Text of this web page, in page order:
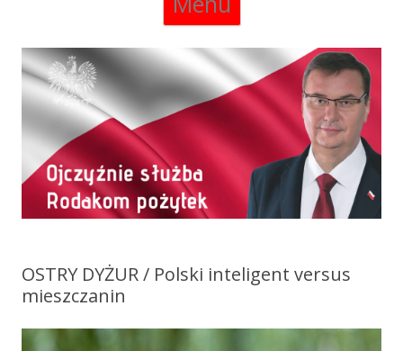
OSTRY DYŻUR / Polski inteligent versus
mieszczanin